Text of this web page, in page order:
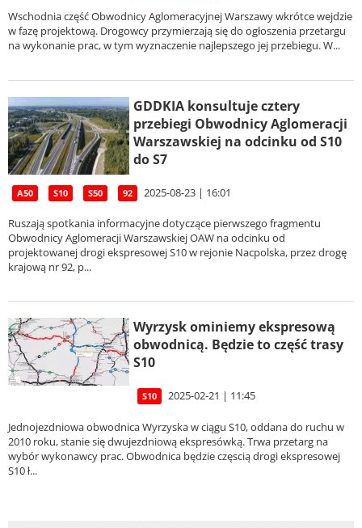
Wschodnia część Obwodnicy Aglomeracyjnej Warszawy wkrótce wejdzie
w fazę projektową. Drogowcy przymierzają się do ogłoszenia przetargu
na wykonanie prac, w tym wyznaczenie najlepszego jej przebiegu. W...
GDDKIA konsultuje cztery
przebiegi Obwodnicy Aglomeracji
Warszawskiej na odcinku od S10
do S7
A50 S10 S50 92 2025-08-23 | 16:01
Ruszają spotkania informacyjne dotyczące pierwszego fragmentu
Obwodnicy Aglomeracji Warszawskiej OAW na odcinku od
projektowanej drogi ekspresowej S10 w rejonie Nacpolska, przez drogę
krajową nr 92, p...
Wyrzysk ominiemy ekspresową
obwodnicą. Będzie to część trasy
S10
S10 2025-02-21 | 11:45
Jednojezdniowa obwodnica Wyrzyska w ciągu S10, oddana do ruchu w
2010 roku, stanie się dwujezdniową ekspresówką. Trwa przetarg na
wybór wykonawcy prac. Obwodnica będzie częscią drogi ekspresowej
S10 ł...